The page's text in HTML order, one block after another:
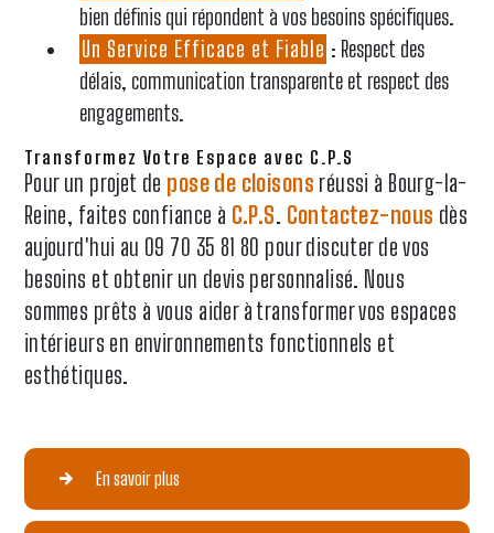
bien définis qui répondent à vos besoins spécifiques.
Un Service Efficace et Fiable : Respect des
délais, communication transparente et respect des
engagements.
Transformez Votre Espace avec C.P.S
Pour un projet de pose de cloisons réussi à Bourg-la-
Reine, faites confiance à C.P.S. Contactez-nous dès
aujourd'hui au 09 70 35 81 80 pour discuter de vos
besoins et obtenir un devis personnalisé. Nous
sommes prêts à vous aider à transformer vos espaces
intérieurs en environnements fonctionnels et
esthétiques.
En savoir plus